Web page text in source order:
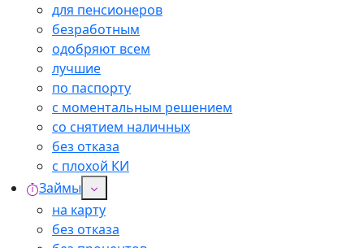
для пенсионеров
безработным
одобряют всем
лучшие
по паспорту
с моментальным решением
со снятием наличных
без отказа
с плохой КИ
Займы
на карту
без отказа